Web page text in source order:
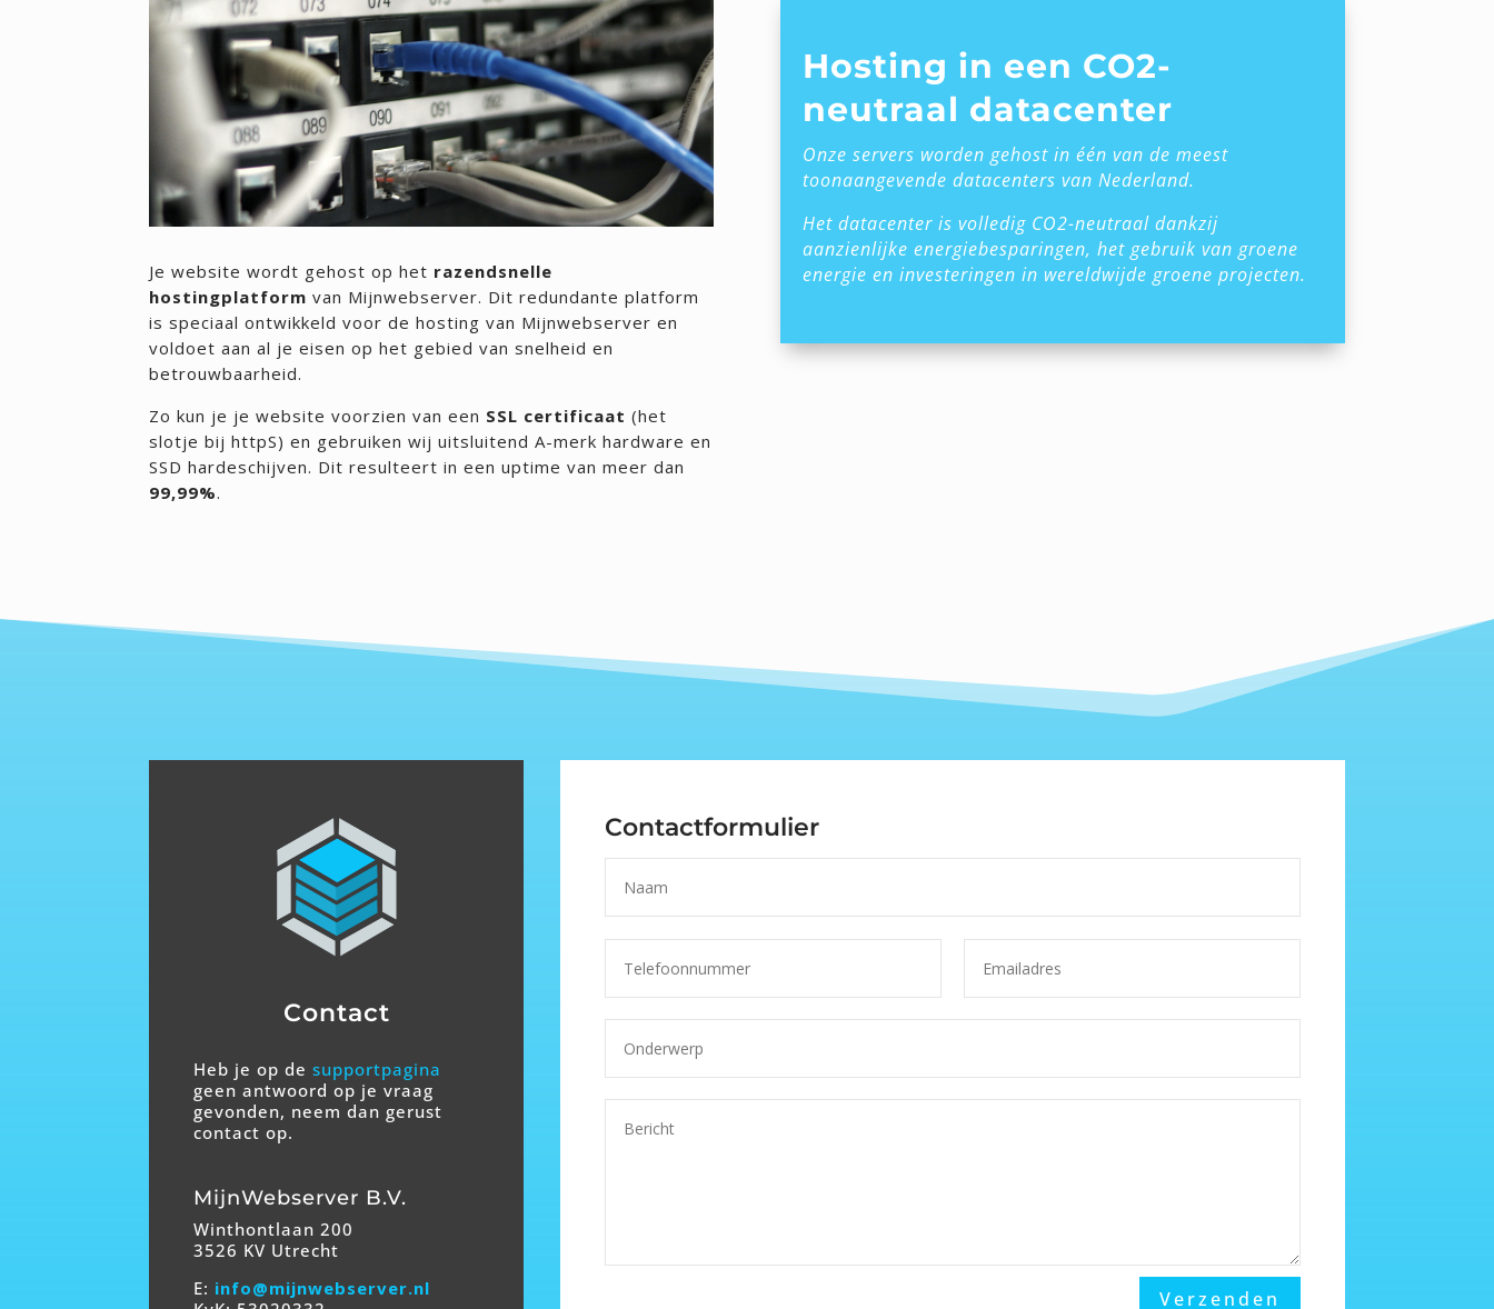
Je website wordt gehost op het razendsnelle
hostingplatform van Mijnwebserver. Dit redundante platform
is speciaal ontwikkeld voor de hosting van Mijnwebserver en
voldoet aan al je eisen op het gebied van snelheid en
betrouwbaarheid.
Zo kun je je website voorzien van een SSL certificaat (het
slotje bij httpS) en gebruiken wij uitsluitend A-merk hardware en
SSD hardeschijven. Dit resulteert in een uptime van meer dan
99,99%.
Hosting in een CO2-
neutraal datacenter
Onze servers worden gehost in één van de meest
toonaangevende datacenters van Nederland.
Het datacenter is volledig CO2-neutraal dankzij
aanzienlijke energiebesparingen, het gebruik van groene
energie en investeringen in wereldwijde groene projecten.
Contact
Heb je op desupportpagina
geen antwoord op je vraag
gevonden, neem dan gerust
contact op.
MijnWebserver B.V.
Winthontlaan 200
3526 KV Utrecht
E: info@mijnwebserver.nl
Contactformulier
Verzenden